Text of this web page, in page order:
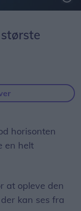
horisonten
en helt
at opleve den
kan ses fra